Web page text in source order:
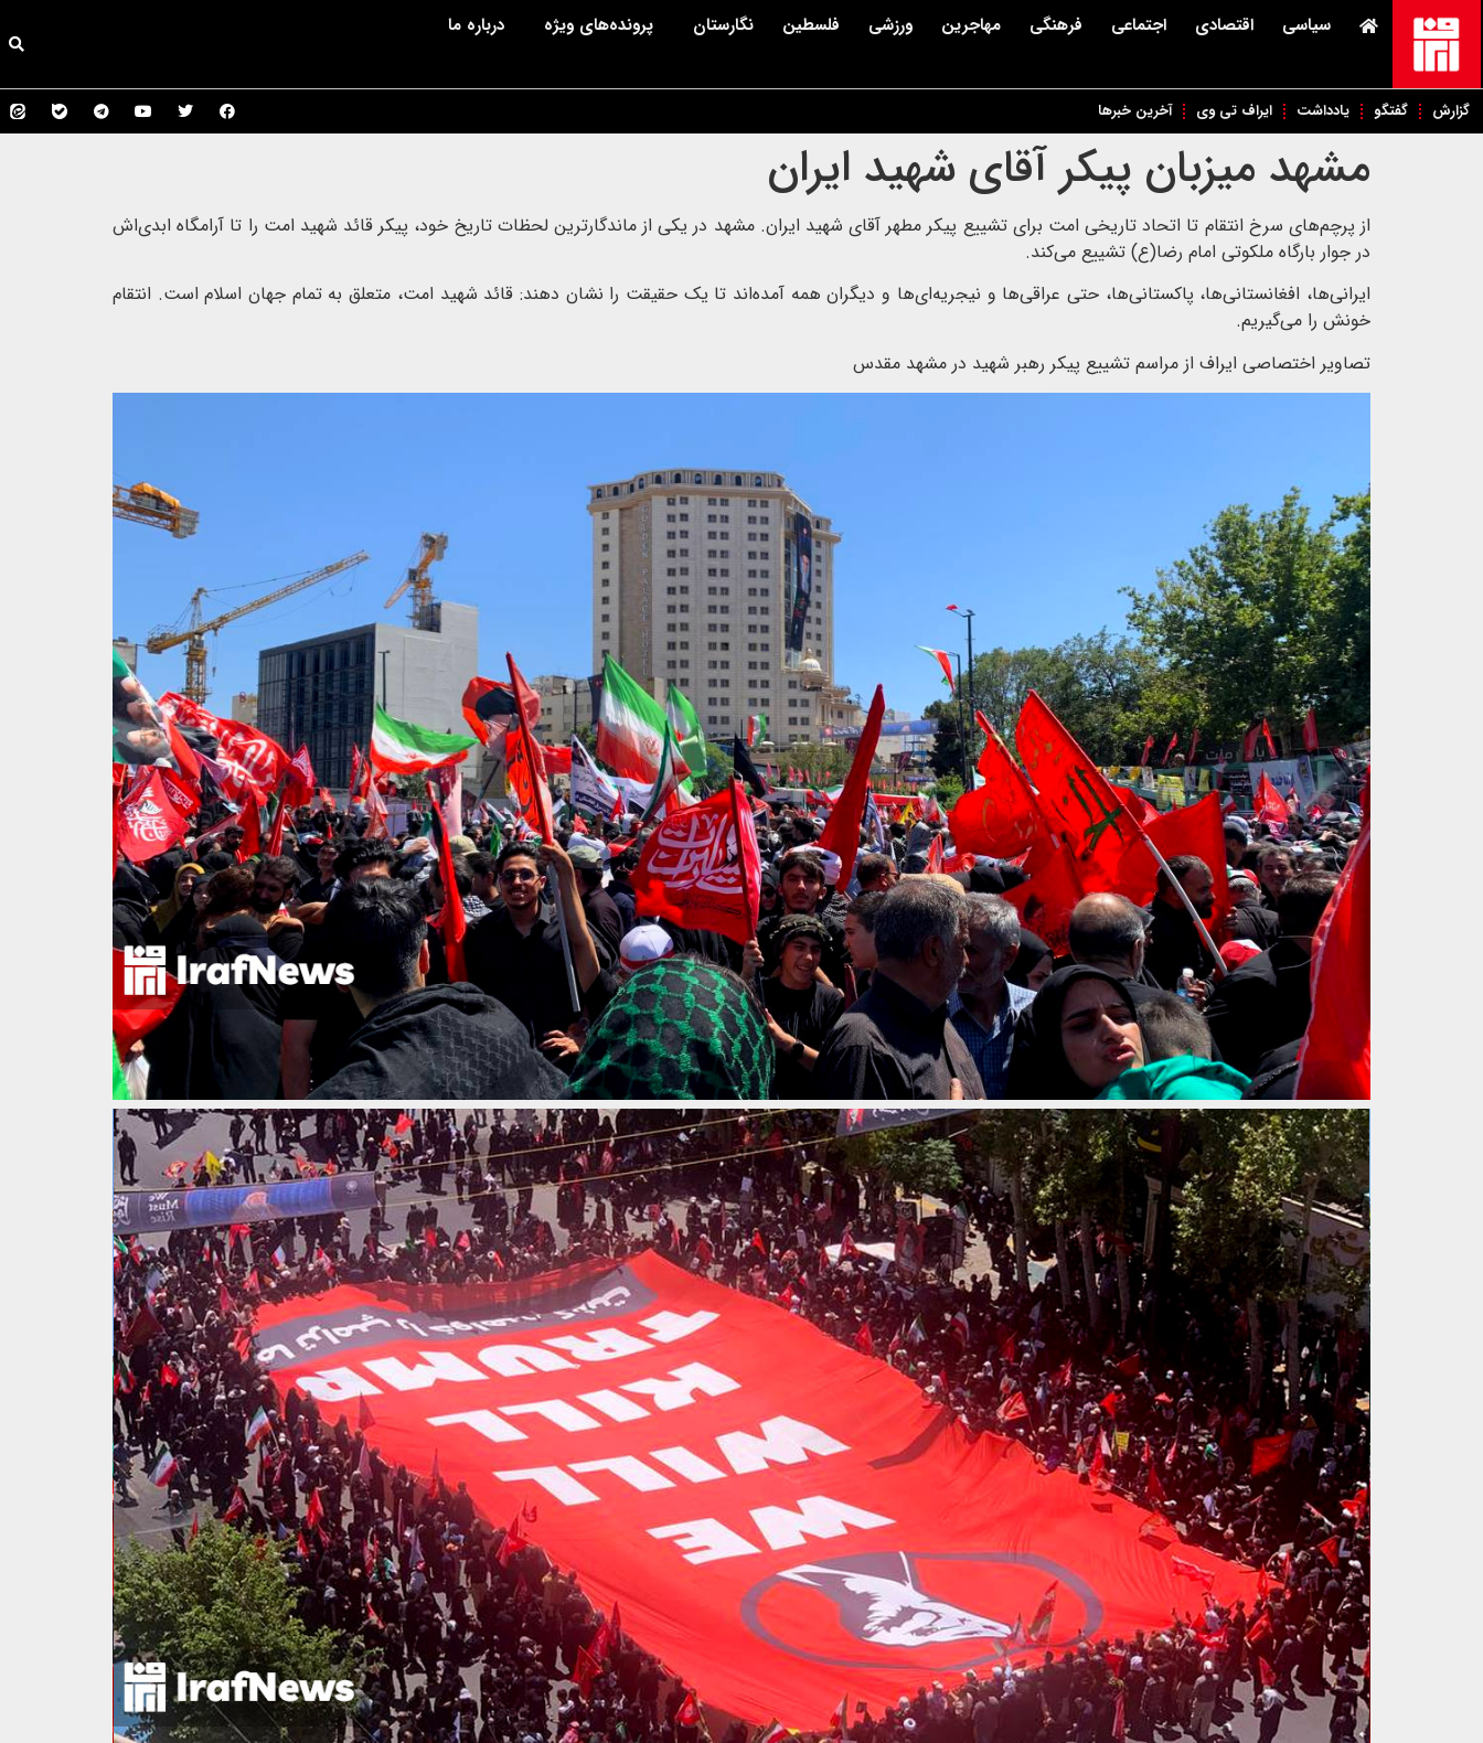
سیاسی اقتصادی اجتماعی فرهنگی مهاجرین ورزشی فلسطین نگارستان پرونده‌های ویژه درباره ما
گزارش گفتگو یادداشت ایراف تی وی آخرین خبرها
مشهد میزبان پیکر آقای شهید ایران
از پرچم‌های سرخ انتقام تا اتحاد تاریخی امت برای تشییع پیکر مطهر آقای شهید ایران. مشهد در یکی از ماندگارترین لحظات تاریخ خود، پیکر قائد شهید امت را تا آرامگاه ابدی‌اش
در جوار بارگاه ملکوتی امام رضا(ع) تشییع می‌کند.
ایرانی‌ها، افغانستانی‌ها، پاکستانی‌ها، حتی عراقی‌ها و نیجریه‌ای‌ها و دیگران همه آمده‌اند تا یک حقیقت را نشان دهند: قائد شهید امت، متعلق به تمام جهان اسلام است. انتقام
خونش را می‌گیریم.
تصاویر اختصاصی ایراف از مراسم تشییع پیکر رهبر شهید در مشهد مقدس